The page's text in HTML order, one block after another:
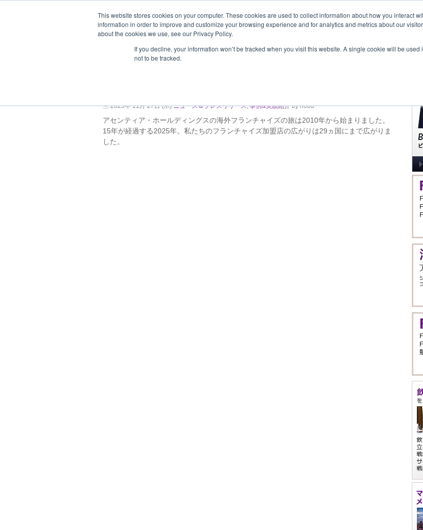
This website stores cookies on your computer. These cookies are used to collect information about how you interact
information in order to improve and customize your browsing experience and for analytics and metrics about our
about the cookies we use, see our Privacy Policy.
If you decline, your information won’t be tracked when you visit this website. A single cookie will be
not to be tracked.
企業情報 支援企業一覧 事業内容 New Project お問合せ セミナー
2025年 11月 27日 (木)ニュース＆プレスリリース,事例&実績紹介by nobu
アセンティア・ホールディングスの海外フランチャイズの旅は2010年から始まりました。
15年が経過する2025年。私たちのフランチャイズ加盟店の広がりは29ヵ国にまで広がりま
した。